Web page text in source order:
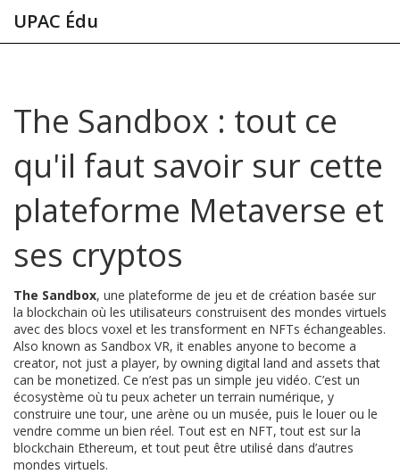
UPAC Édu
The Sandbox : tout ce
qu'il faut savoir sur cette
plateforme Metaverse et
ses cryptos
The Sandbox, une plateforme de jeu et de création basée sur
la blockchain où les utilisateurs construisent des mondes virtuels
avec des blocs voxel et les transforment en NFTs échangeables.
Also known as Sandbox VR, it enables anyone to become a
creator, not just a player, by owning digital land and assets that
can be monetized. Ce n’est pas un simple jeu vidéo. C’est un
écosystème où tu peux acheter un terrain numérique, y
construire une tour, une arène ou un musée, puis le louer ou le
vendre comme un bien réel. Tout est en NFT, tout est sur la
blockchain Ethereum, et tout peut être utilisé dans d’autres
mondes virtuels.